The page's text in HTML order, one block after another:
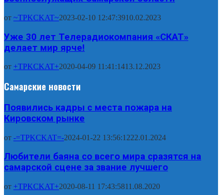
от ~TPKCKAT~2023-02-10 12:47:3910.02.2023
Уже 30 лет Телерадиокомпания «СКАТ»
делает мир ярче!
от +TPKCKAT+2020-04-09 11:41:1413.12.2023
Самарские новости
Появились кадры с места пожара на
Кировском рынке
от -=TPKCKAT=-2024-01-22 13:56:1222.01.2024
Любители баяна со всего мира сразятся на
самарской сцене за звание лучшего
от +TPKCKAT+2020-08-11 17:43:5811.08.2020